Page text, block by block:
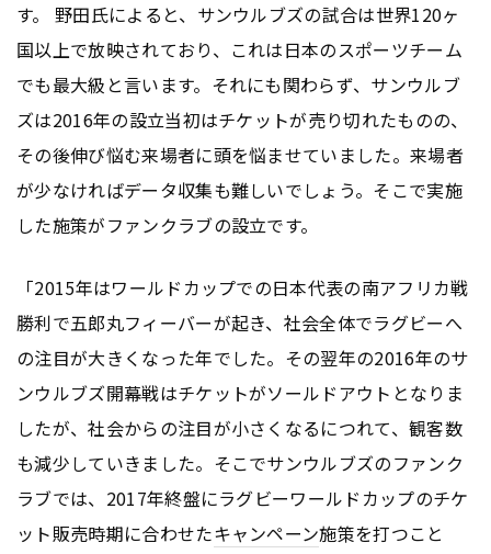
す。 野田氏によると、サンウルブズの試合は世界120ヶ
国以上で放映されており、これは日本のスポーツチーム
でも最大級と言います。それにも関わらず、サンウルブ
ズは2016年の設立当初はチケットが売り切れたものの、
その後伸び悩む来場者に頭を悩ませていました。来場者
が少なければデータ収集も難しいでしょう。そこで実施
した施策がファンクラブの設立です。
「2015年はワールドカップでの日本代表の南アフリカ戦
勝利で五郎丸フィーバーが起き、社会全体でラグビーへ
の注目が大きくなった年でした。その翌年の2016年のサ
ンウルブズ開幕戦はチケットがソールドアウトとなりま
したが、社会からの注目が小さくなるにつれて、観客数
も減少していきました。そこでサンウルブズのファンク
ラブでは、2017年終盤にラグビーワールドカップのチケ
ット販売時期に合わせたキャンペーン施策を打つこと